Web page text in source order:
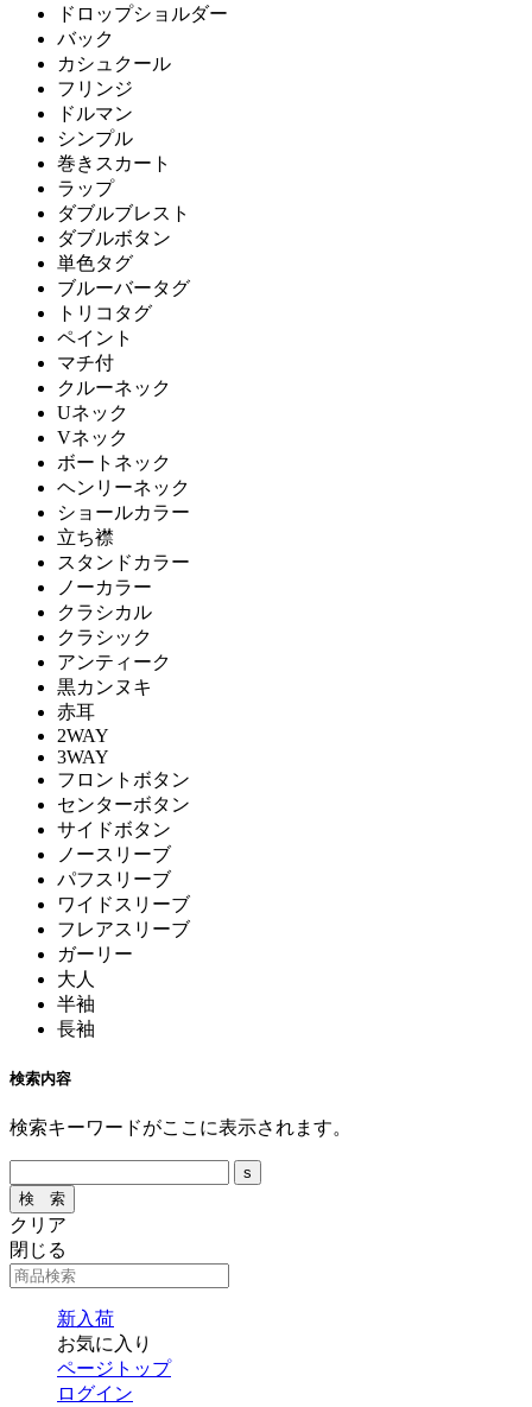
ドロップショルダー
バック
カシュクール
フリンジ
ドルマン
シンプル
巻きスカート
ラップ
ダブルブレスト
ダブルボタン
単色タグ
ブルーバータグ
トリコタグ
ペイント
マチ付
クルーネック
Uネック
Vネック
ボートネック
ヘンリーネック
ショールカラー
立ち襟
スタンドカラー
ノーカラー
クラシカル
クラシック
アンティーク
黒カンヌキ
赤耳
2WAY
3WAY
フロントボタン
センターボタン
サイドボタン
ノースリーブ
パフスリーブ
ワイドスリーブ
フレアスリーブ
ガーリー
大人
半袖
長袖
検索内容
検索キーワードがここに表示されます。
クリア
閉じる
新入荷
お気に入り
ページトップ
ログイン